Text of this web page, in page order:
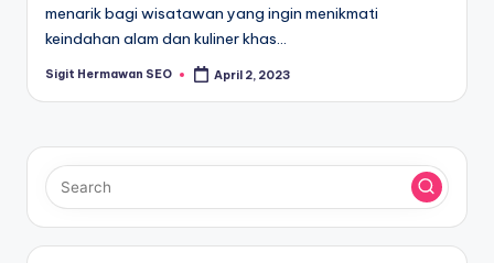
menarik bagi wisatawan yang ingin menikmati
keindahan alam dan kuliner khas…
Posted
Sigit Hermawan SEO April 2, 2023